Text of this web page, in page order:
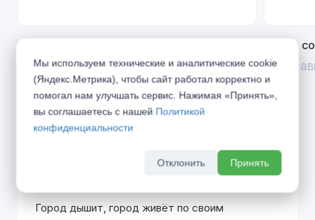
Открой двери выгоде. Дополнительная
скидка 10% на межкомнатные двери при
покупке входной двери
До 31 августа 2026 г
Divilux
До 31
Город дышит, город живёт по своим
Мы используем технические и аналитические cookie
(Яндекс.Метрика), чтобы сайт работал корректно и
помогал нам улучшать сервис. Нажимая «Принять»,
вы соглашаетесь с нашей Политикой
конфиденциальности
Отклонить Принять